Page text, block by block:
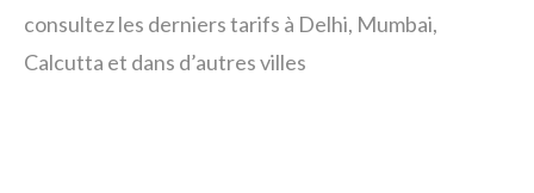
consultez les derniers tarifs à Delhi, Mumbai,
Calcutta et dans d’autres villes